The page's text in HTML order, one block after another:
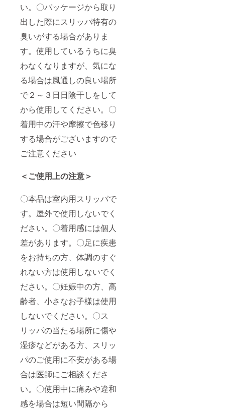
い。〇パッケージから取り
出した際にスリッパ特有の
臭いがする場合がありま
す。使用しているうちに臭
わなくなりますが、気にな
る場合は風通しの良い場所
で２～３日日陰干しをして
から使用してください。〇
着用中の汗や摩擦で色移り
する場合がございますので
ご注意ください
＜ご使用上の注意＞
〇本品は室内用スリッパで
す。屋外で使用しないでく
ださい。〇着用感には個人
差があります。〇足に疾患
をお持ちの方、体調のすぐ
れない方は使用しないでく
ださい。〇妊娠中の方、高
齢者、小さなお子様は使用
しないでください。〇ス
リッパの当たる場所に傷や
湿疹などがある方、スリッ
パのご使用に不安がある場
合は医師にご相談くださ
い。〇使用中に痛みや違和
感を場合は短い間隔から